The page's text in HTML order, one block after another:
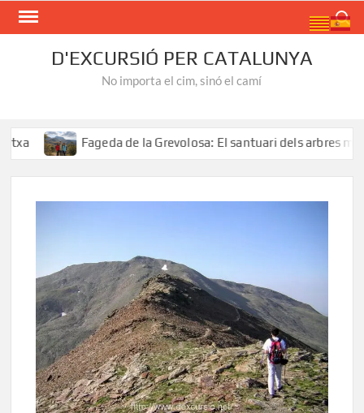
Skip
D'EXCURSIÓ PER CATALUNYA
No importa el cim, sinó el camí
Fageda de la Grevolosa: El santuari dels arbres